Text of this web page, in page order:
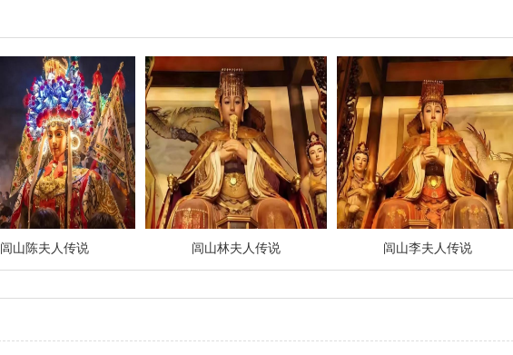
闾山陈夫人传说 闾山林夫人传说 闾山李夫人传说